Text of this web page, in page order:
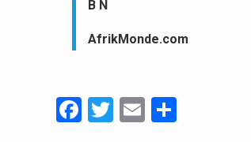
B N
AfrikMonde.com
Facebook
Twitter
Email